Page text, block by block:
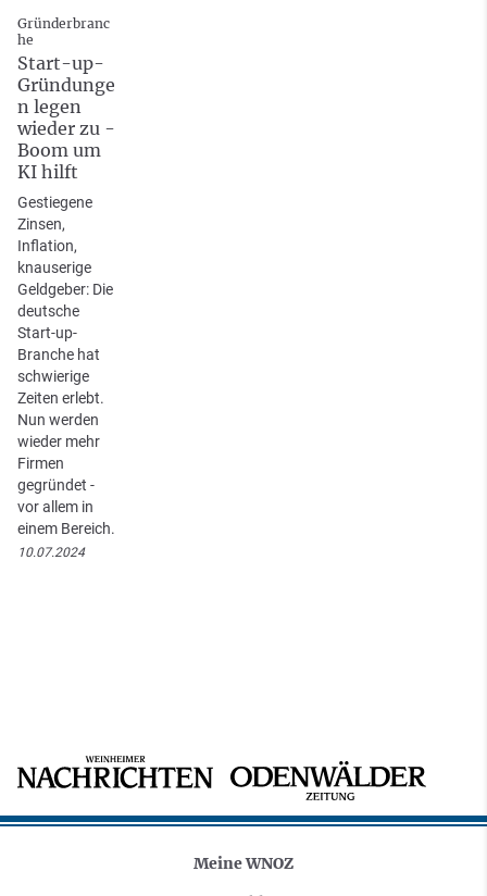
Gründerbranc
he
Start-up-
Gründunge
n legen
wieder zu -
Boom um
KI hilft
Gestiegene
Zinsen,
Inflation,
knauserige
Geldgeber: Die
deutsche
Start-up-
Branche hat
schwierige
Zeiten erlebt.
Nun werden
wieder mehr
Firmen
gegründet -
vor allem in
einem Bereich.
10.07.2024
Meine WNOZ